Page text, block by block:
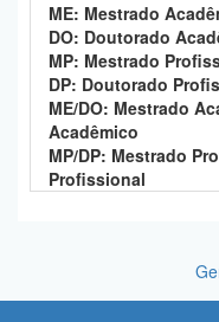
ME: Mestrado
DO: Doutorado
MP: Mestrado
DP: Doutorado
ME/DO: Mestrado
Acadêmico
MP/DP: Mestrado
Profissional